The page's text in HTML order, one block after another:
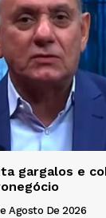
gargalos e
Agosto De 2026